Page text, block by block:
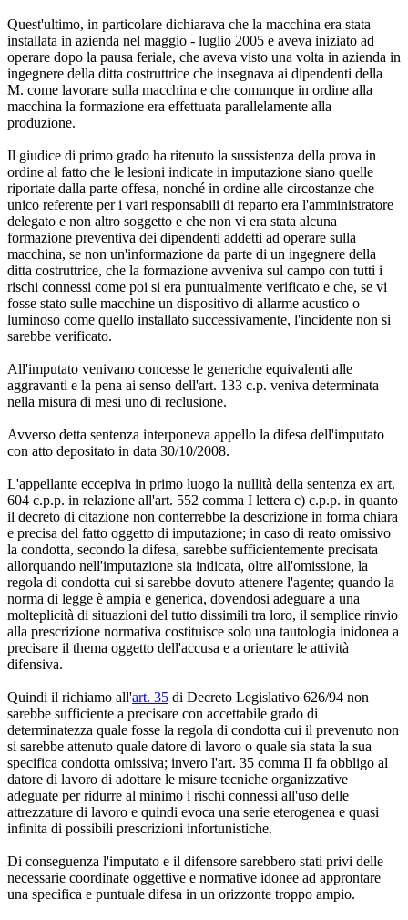
Quest'ultimo, in particolare dichiarava che la macchina era stata
installata in azienda nel maggio - luglio 2005 e aveva iniziato ad
operare dopo la pausa feriale, che aveva visto una volta in azienda in
ingegnere della ditta costruttrice che insegnava ai dipendenti della
M. come lavorare sulla macchina e che comunque in ordine alla
macchina la formazione era effettuata parallelamente alla
produzione.
Il giudice di primo grado ha ritenuto la sussistenza della prova in
ordine al fatto che le lesioni indicate in imputazione siano quelle
riportate dalla parte offesa, nonché in ordine alle circostanze che
unico referente per i vari responsabili di reparto era l'amministratore
delegato e non altro soggetto e che non vi era stata alcuna
formazione preventiva dei dipendenti addetti ad operare sulla
macchina, se non un'informazione da parte di un ingegnere della
ditta costruttrice, che la formazione avveniva sul campo con tutti i
rischi connessi come poi si era puntualmente verificato e che, se vi
fosse stato sulle macchine un dispositivo di allarme acustico o
luminoso come quello installato successivamente, l'incidente non si
sarebbe verificato.
All'imputato venivano concesse le generiche equivalenti alle
aggravanti e la pena ai senso dell'art. 133 c.p. veniva determinata
nella misura di mesi uno di reclusione.
Avverso detta sentenza interponeva appello la difesa dell'imputato
con atto depositato in data 30/10/2008.
L'appellante eccepiva in primo luogo la nullità della sentenza ex art.
604 c.p.p. in relazione all'art. 552 comma I lettera c) c.p.p. in quanto
il decreto di citazione non conterrebbe la descrizione in forma chiara
e precisa del fatto oggetto di imputazione; in caso di reato omissivo
la condotta, secondo la difesa, sarebbe sufficientemente precisata
allorquando nell'imputazione sia indicata, oltre all'omissione, la
regola di condotta cui si sarebbe dovuto attenere l'agente; quando la
norma di legge è ampia e generica, dovendosi adeguare a una
molteplicità di situazioni del tutto dissimili tra loro, il semplice rinvio
alla prescrizione normativa costituisce solo una tautologia inidonea a
precisare il thema oggetto dell'accusa e a orientare le attività
difensiva.
Quindi il richiamo all'art. 35 di Decreto Legislativo 626/94 non
sarebbe sufficiente a precisare con accettabile grado di
determinatezza quale fosse la regola di condotta cui il prevenuto non
si sarebbe attenuto quale datore di lavoro o quale sia stata la sua
specifica condotta omissiva; invero l'art. 35 comma II fa obbligo al
datore di lavoro di adottare le misure tecniche organizzative
adeguate per ridurre al minimo i rischi connessi all'uso delle
attrezzature di lavoro e quindi evoca una serie eterogenea e quasi
infinita di possibili prescrizioni infortunistiche.
Di conseguenza l'imputato e il difensore sarebbero stati privi delle
necessarie coordinate oggettive e normative idonee ad approntare
una specifica e puntuale difesa in un orizzonte troppo ampio.